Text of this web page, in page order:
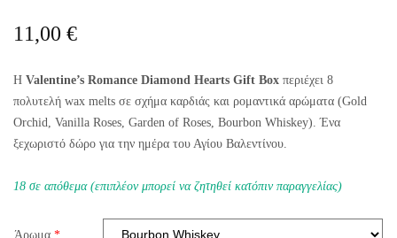
11,00 €
Η Valentine’s Romance Diamond Hearts Gift Box περιέχει 8
πολυτελή wax melts σε σχήμα καρδιάς και ρομαντικά αρώματα (Gold
Orchid, Vanilla Roses, Garden of Roses, Bourbon Whiskey). Ένα
ξεχωριστό δώρο για την ημέρα του Αγίου Βαλεντίνου.
18 σε απόθεμα (επιπλέον μπορεί να ζητηθεί κατόπιν παραγγελίας)
Άρωμα *